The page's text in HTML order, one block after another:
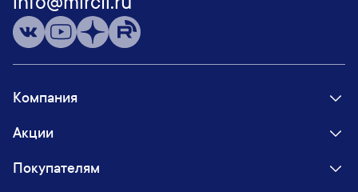
Компания
Акции
Покупателям